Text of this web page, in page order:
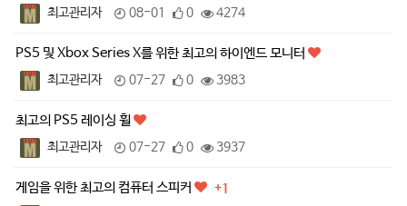
최고관리자 08-01 0 4274
PS5 및 Xbox Series X를 위한 최고의 하이엔드 모니터
최고관리자 07-27 0 3983
최고의 PS5 레이싱 휠
최고관리자 07-27 0 3937
게임을 위한 최고의 컴퓨터 스피커
+1